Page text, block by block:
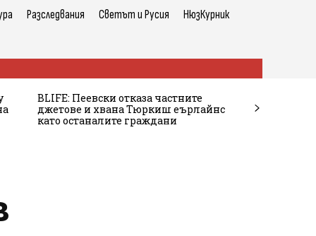
Разследвания Светът и Русия НюзКурник
BLIFE: Пеевски отказа частните
джетове и хвана Тюркиш еърлайнс
като останалите граждани